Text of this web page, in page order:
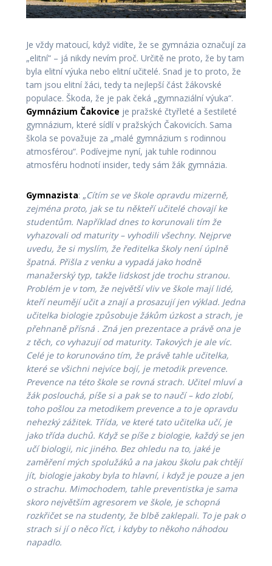
Je vždy matoucí, když vidíte, že se gymnázia označují za
„elitní“ – já nikdy nevím proč. Určitě ne proto, že by tam
byla elitní výuka nebo elitní učitelé. Snad je to proto, že
tam jsou elitní žáci, tedy ta nejlepší část žákovské
populace. Škoda, že je pak čeká „gymnaziální výuka“.
Gymnázium Čakovice je pražské čtyřleté a šestileté
gymnázium, které sídlí v pražských Čakovicích. Sama
škola se považuje za „malé gymnázium s rodinnou
atmosférou“. Podívejme nyní, jak tuhle rodinnou
atmosféru hodnotí insider, tedy sám žák gymnázia.
Gymnazista: „Cítím se ve škole opravdu mizerně,
zejména proto, jak se tu někteří učitelé chovají ke
studentům. Například dnes to korunovali tím že
vyhazovali od maturity – vyhodili všechny. Nejprve
uvedu, že si myslím, že ředitelka školy není úplně
špatná. Přišla z venku a vypadá jako hodně
manažerský typ, takže lidskost jde trochu stranou.
Problém je v tom, že největší vliv ve škole mají lidé,
kteří neumějí učit a znají a prosazují jen výklad. Jedna
učitelka biologie způsobuje žákům úzkost a strach, je
přehnaně přísná . Zná jen prezentace a právě ona je
z těch, co vyhazují od maturity. Takových je ale víc.
Celé je to korunováno tím, že právě tahle učitelka,
které se všichni nejvíce bojí, je metodik prevence.
Prevence na této škole se rovná strach. Učitel mluví a
žák poslouchá, píše si a pak se to naučí – kdo zlobí,
toho pošlou za metodikem prevence a to je opravdu
nehezký zážitek. Třída, ve které tato učitelka učí, je
jako třída duchů. Když se píše z biologie, každý se jen
učí biologii, nic jiného. Bez ohledu na to, jaké je
zaměření mých spolužáků a na jakou školu pak chtějí
jít, biologie jakoby byla to hlavní, i když je pouze a jen
o strachu. Mimochodem, tahle preventistka je sama
skoro největším agresorem ve škole, je schopná
rozkřičet se na studenty, že blbě zaklepali. To je pak o
strach si jí o něco říct, i kdyby to někoho náhodou
napadlo.